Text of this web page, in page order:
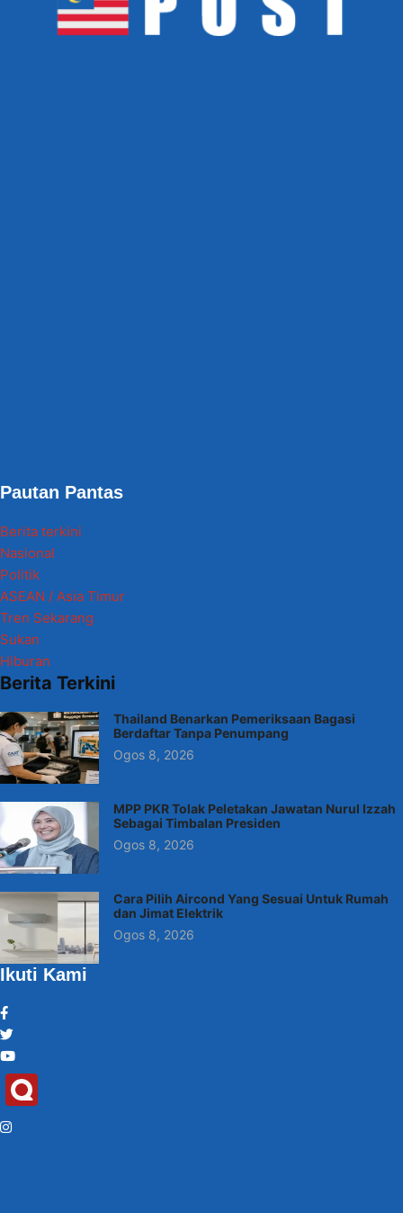
Pautan Pantas
Berita terkini
Nasional
Politik
ASEAN / Asia Timur
Tren Sekarang
Sukan
Hiburan
Berita Terkini
Thailand Benarkan Pemeriksaan Bagasi
Berdaftar Tanpa Penumpang
Ogos 8, 2026
MPP PKR Tolak Peletakan Jawatan Nurul Izzah
Sebagai Timbalan Presiden
Ogos 8, 2026
Cara Pilih Aircond Yang Sesuai Untuk Rumah
dan Jimat Elektrik
Ogos 8, 2026
Ikuti Kami